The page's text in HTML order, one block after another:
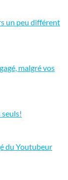
un peu différent
malgré vos
seuls!
du Youtubeur